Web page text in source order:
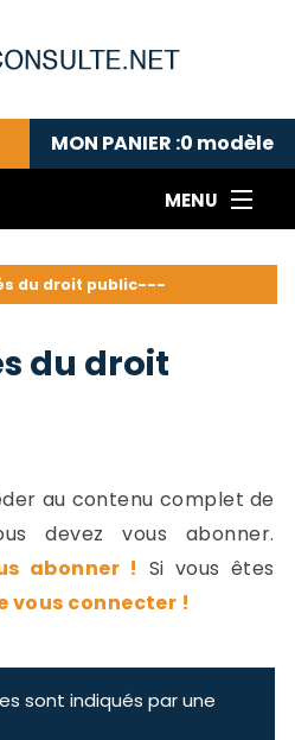
MON PANIER :0 modèle
MENU
Actualités du droit public---
Droit pénal---
Droit privé ---
Abonnement aux actualités
du droit public---
du droit
au contenu complet de
devez vous abonner.
abonner ! Si vous êtes
vous connecter !
sont indiqués par une